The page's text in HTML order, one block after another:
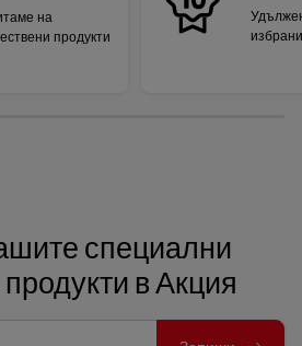
на
продукти
специални
в Акция